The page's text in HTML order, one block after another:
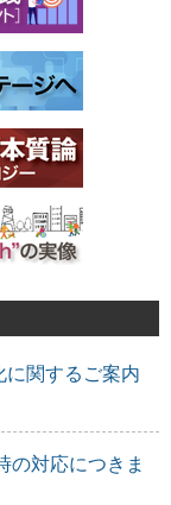
に関するご案内
の対応につきま